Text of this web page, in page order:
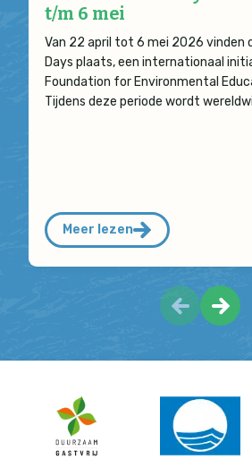
t/m 6 mei
Van 22 april tot 6 mei 2026 vinden
Days plaats, een internationaal
Foundation for Environmental
Tijdens deze periode wordt
Meer lezen